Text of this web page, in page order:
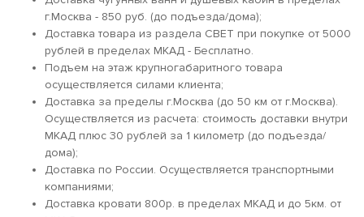
г.Москва - 850 руб. (до подъезда/дома);
Доставка товара из раздела СВЕТ при покупке от 5000
рублей в пределах МКАД - Бесплатно.
Подъем на этаж крупногабаритного товара
осуществляется силами клиента;
Доставка за пределы г.Москва (до 50 км от г.Москва).
Осуществляется из расчета: стоимость доставки внутри
МКАД плюс 30 рублей за 1 километр (до подъезда/
дома);
Доставка по России. Осуществляется транспортными
компаниями;
Доставка кровати 800р. в пределах МКАД и до 5км. от